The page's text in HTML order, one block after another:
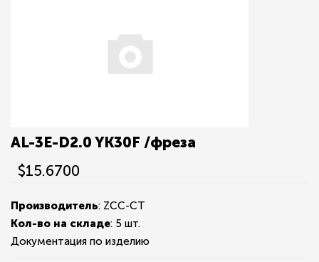
AL-3E-D2.0 YK30F /фреза
$15.6700
Производитель: ZCC-CT
Кол-во на складе: 5 шт.
Документация по изделию